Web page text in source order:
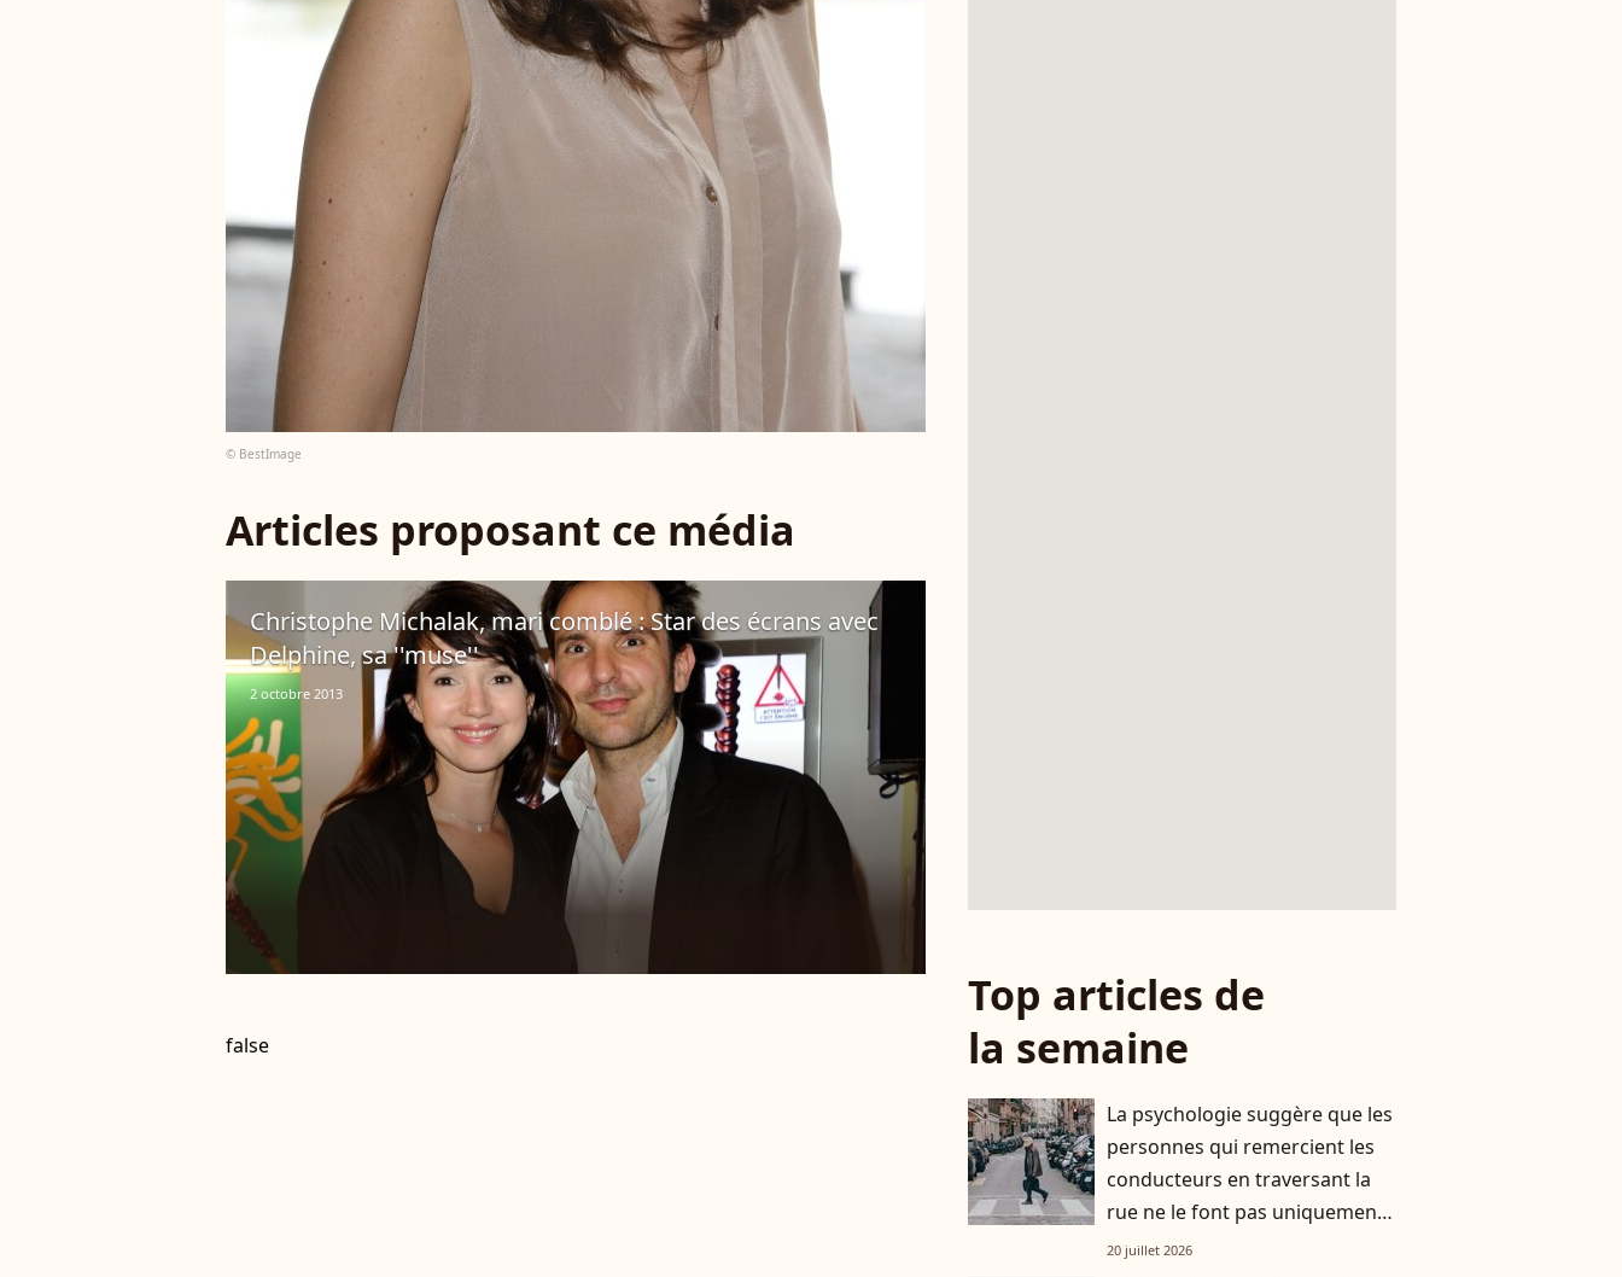
© BestImage
Articles proposant ce média
Christophe Michalak, mari comblé : Star des écrans avec
Delphine, sa ''muse''
2 octobre 2013
false
Top articles de
la semaine
La psychologie suggère que les
personnes qui remercient les
conducteurs en traversant la
rue ne le font pas uniquement
par gratitude
20 juillet 2026